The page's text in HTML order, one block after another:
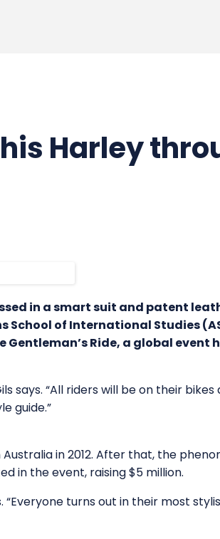
Harley
in a smart suit and patent
School of International Studies
Gentleman’s Ride, a global
says. “All riders will be on their
guide.”
Australia in 2012. After that, the
in the event, raising $5 million.
“Everyone turns out in their most